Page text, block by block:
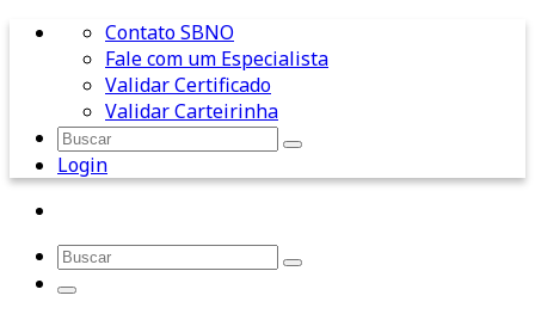
Contato SBNO
Fale com um Especialista
Validar Certificado
Validar Carteirinha
Login